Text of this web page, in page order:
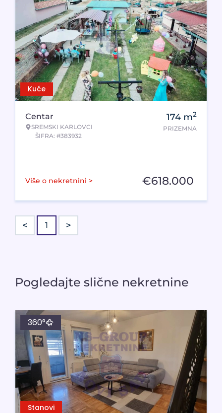
Kuće
Centar
SREMSKI KARLOVCI
ŠIFRA: #383932
174 m2
PRIZEMNA
Više o nekretnini > €618.000
< 1 >
Pogledajte slične nekretnine
Stanovi
360°